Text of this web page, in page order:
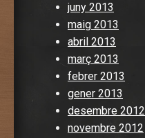
juny 2013
maig 2013
abril 2013
març 2013
febrer 2013
gener 2013
desembre 2012
novembre 2012